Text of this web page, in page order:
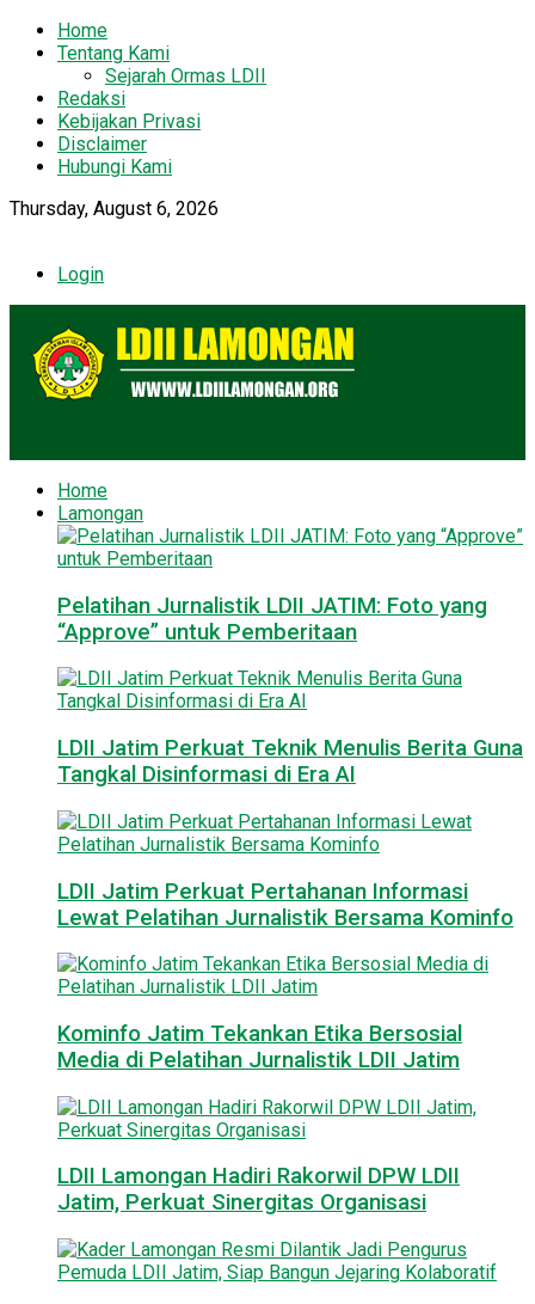
Home
Tentang Kami
Sejarah Ormas LDII
Redaksi
Kebijakan Privasi
Disclaimer
Hubungi Kami
Thursday, August 6, 2026
Login
Home
Lamongan
Pelatihan Jurnalistik LDII JATIM: Foto yang
“Approve” untuk Pemberitaan
LDII Jatim Perkuat Teknik Menulis Berita Guna
Tangkal Disinformasi di Era AI
LDII Jatim Perkuat Pertahanan Informasi
Lewat Pelatihan Jurnalistik Bersama Kominfo
Kominfo Jatim Tekankan Etika Bersosial
Media di Pelatihan Jurnalistik LDII Jatim
LDII Lamongan Hadiri Rakorwil DPW LDII
Jatim, Perkuat Sinergitas Organisasi